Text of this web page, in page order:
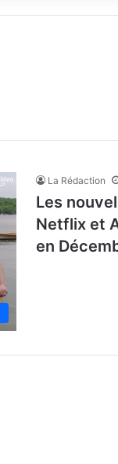
La Rédaction
Les
Netflix et
en